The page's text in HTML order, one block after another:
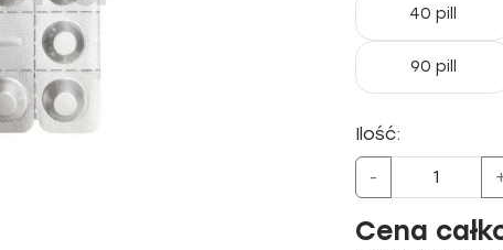
40 pill
90 pill
Ilość:
-
Cena